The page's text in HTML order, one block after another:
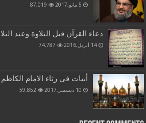
5 مايو,2017 87,019
دعاء القرآن قبل التلاوة وعند
14 أبريل,2016 74,787
أبيات في رثاء الامام
10 ديسمبر,2017 59,852